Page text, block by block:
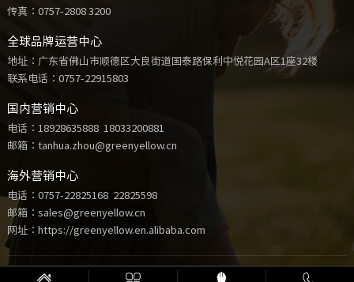
传真：0757-2808 3200
全球品牌运营中心
地址：广东省佛山市顺德区大良街道国泰路保利中悦花园A区1座32楼
联系电话： 0757-22915803
国内营销中心
电话： 18928635888 18033200881
邮箱：tanhua.zhou@greenyellow.cn
海外营销中心
电话： 0757-22825168 22825598
邮箱：sales@greenyellow.cn
网址：https://greenyellow.en.alibaba.com
Copyright © 2021 格林盈璐电器科技有限公司 版权所有 | 粤ICP备16097722